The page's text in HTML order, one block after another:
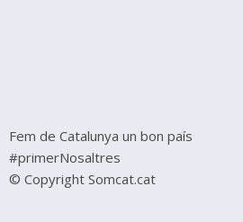
Fem de Catalunya un bon país
#primerNosaltres
© Copyright Somcat.cat